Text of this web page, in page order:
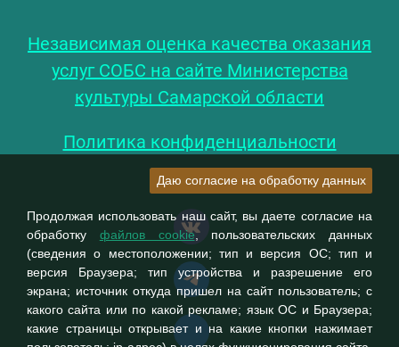
Независимая оценка качества оказания
услуг СОБС на сайте Министерства
культуры Самарской области
Политика конфиденциальности
Даю согласие на обработку данных
Продолжая использовать наш сайт, вы даете согласие на
обработку файлов cookie, пользовательских данных
(сведения о местоположении; тип и версия ОС; тип и
версия Браузера; тип устройства и разрешение его
экрана; источник откуда пришел на сайт пользователь; с
какого сайта или по какой рекламе; язык ОС и Браузера;
какие страницы открывает и на какие кнопки нажимает